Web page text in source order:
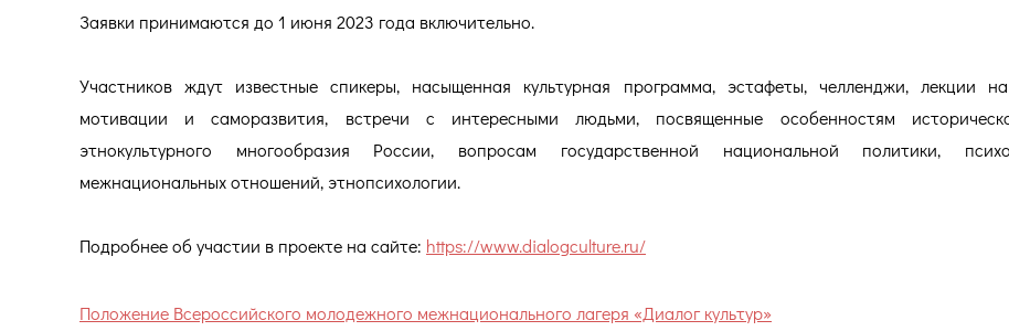
Заявки принимаются до 1 июня 2023 года включительно.
Участников ждут известные спикеры, насыщенная культурная программа, эстафеты, челленджи, лекции
мотивации и саморазвития, встречи с интересными людьми, посвященные особенностям
этнокультурного многообразия России, вопросам государственной национальной политики,
межнациональных отношений, этнопсихологии.
Подробнее об участии в проекте на сайте: https://www.dialogculture.ru/
Положение Всероссийского молодежного межнационального лагеря «Диалог культур»